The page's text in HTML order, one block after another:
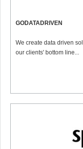
GODATADRIVEN
We create data driven
our clients' bottom line...